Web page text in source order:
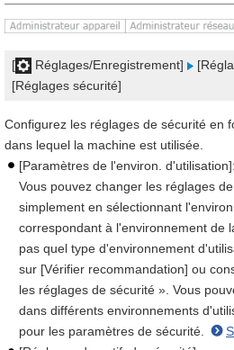
[ Réglages/Enregistrement]
[Réglages sécurité]
Configurez les réglages de sécurité en
dans lequel la machine est utilisée.
[Paramètres de l'environ. d'utilisation]:
Vous pouvez changer les réglages
simplement en sélectionnant
correspondant à l'environnement de
pas quel type d'environnement
sur [Vérifier recommandation] ou
les réglages de sécurité ». Vous
dans différents environnements
pour les paramètres de sécurité.